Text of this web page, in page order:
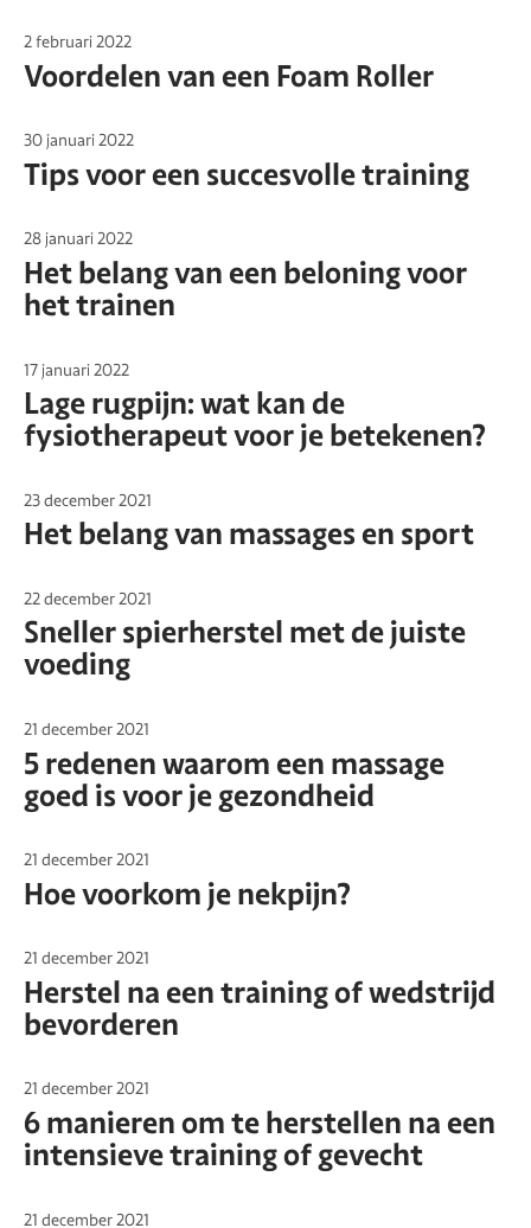
2 februari 2022
Voordelen van een Foam Roller
30 januari 2022
Tips voor een succesvolle training
28 januari 2022
Het belang van een beloning voor
het trainen
17 januari 2022
Lage rugpijn: wat kan de
fysiotherapeut voor je betekenen?
23 december 2021
Het belang van massages en sport
22 december 2021
Sneller spierherstel met de juiste
voeding
21 december 2021
5 redenen waarom een massage
goed is voor je gezondheid
21 december 2021
Hoe voorkom je nekpijn?
21 december 2021
Herstel na een training of wedstrijd
bevorderen
21 december 2021
6 manieren om te herstellen na een
intensieve training of gevecht
21 december 2021